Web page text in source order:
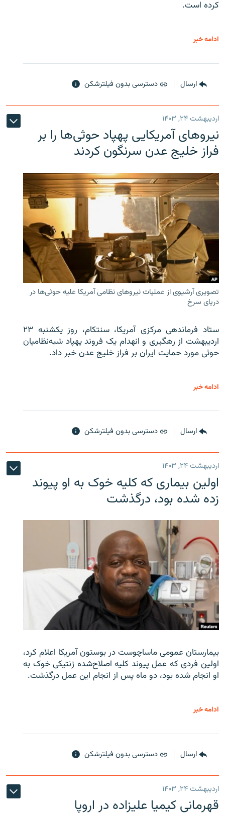
کرده است.
ادامه خبر
ارسال دسترسی بدون فیلترشکن
اردیبهشت ۲۴, ۱۴۰۳
نیروهای آمریکایی پهپاد حوثی‌ها را بر
فراز خلیج عدن سرنگون کردند
تصویری آرشیوی از عملیات نیروهای نظامی آمریکا علیه حوثی‌ها در
دریای سرخ
ستاد فرماندهی مرکزی آمریکا، سنتکام، روز یکشنبه ۲۳
اردیبهشت از رهگیری و انهدام یک فروند پهپاد شبه‌نظامیان
حوثی‌ مورد حمایت ایران بر فراز خلیج عدن خبر داد.
ادامه خبر
ارسال دسترسی بدون فیلترشکن
اردیبهشت ۲۴, ۱۴۰۳
اولین بیماری که کلیه خوک به او پیوند
زده شده بود، درگذشت
بیمارستان عمومی ماساچوست در بوستون آمریکا اعلام کرد،
اولین فردی که عمل پیوند کلیه اصلاح‌شده ژنتیکی خوک به
او انجام شده بود، دو ماه پس از انجام این عمل درگذشت.
ادامه خبر
ارسال دسترسی بدون فیلترشکن
اردیبهشت ۲۴, ۱۴۰۳
قهرمانی کیمیا علیزاده در اروپا